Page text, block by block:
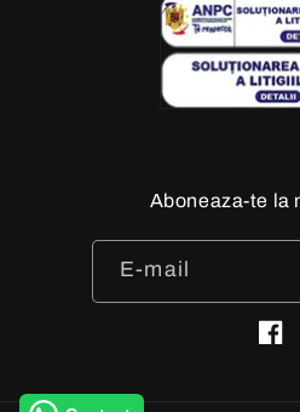
Aboneaza-te la
E-mail